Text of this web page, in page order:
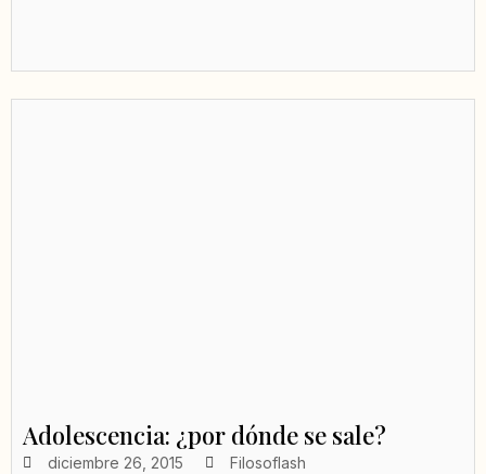
Adolescencia: ¿por dónde se sale?
diciembre 26, 2015
Filosoflash